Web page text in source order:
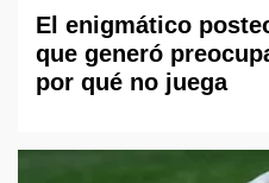
El enigmático
que generó
por qué no juega